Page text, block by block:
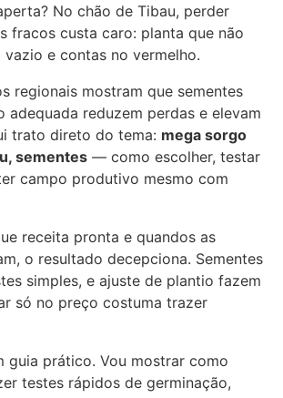
No chão de Tibau, perder
fracos custa caro: planta que não
e contas no vermelho.
regionais mostram que sementes
adequada reduzem perdas e elevam
trato direto do tema: mega sorgo
sementes — como escolher, testar
campo produtivo mesmo com
receita pronta e quandos as
o resultado decepciona. Sementes
simples, e ajuste de plantio fazem
só no preço costuma trazer
guia prático. Vou mostrar como
testes rápidos de germinação,